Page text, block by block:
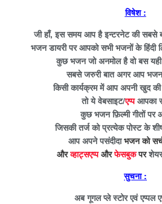
विषेश :
जी हाँ, इस समय आप है इन्टरनेट की सबसे
भजन डायरी पर आपको सभी भजनों के हिंदी
कुछ भजन जो अनमोल है वो बस
सबसे जरुरी बात अगर आप
किसी कार्यक्रम में आप अपनी खुद
तो ये वेबसाइट/एप्पआपका
कुछ भजन फ़िल्मी गीतों पर
जिसकी तर्ज को प्रत्येक पोस्ट के
आप अपने पसंदीदाभजन को
औरव्हाट्सएप्पऔरफेसबुकपर
सुचना :
अब गूगल प्ले स्टोर एवं एप्पल